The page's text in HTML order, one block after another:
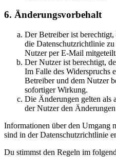
6. Änderungsvorbehalt
Der Betreiber ist
die Datenschutzrichtlinie
Nutzer per E-Mail
Der Nutzer ist berechtigt,
Im Falle des Widerspruchs
Betreiber und dem Nutzer
sofortiger Wirkung.
Die Änderungen gelten als
der Nutzer den
Informationen über den Umgang
sind in der Datenschutzrichtlinie
Du stimmst den Regeln im